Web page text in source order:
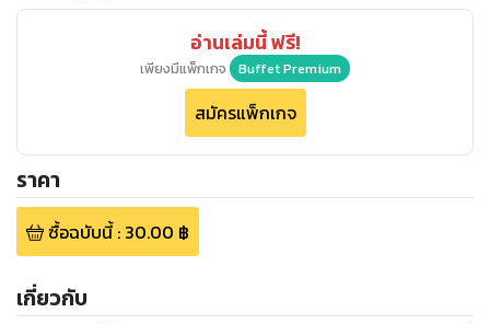
อ่านเล่มนี้ ฟรี!
เพียงมีแพ็กเกจ Buffet Premium
สมัครแพ็กเกจ
ราคา
ซื้อฉบับนี้: 30.00 ฿
เกี่ยวกับ